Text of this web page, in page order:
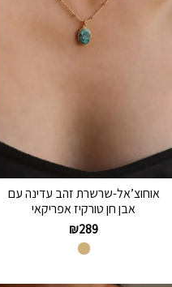
אוחוצ’אל-שרשרת זהב עדינה עם
אבן חן טורקיז אפריקאי
₪289